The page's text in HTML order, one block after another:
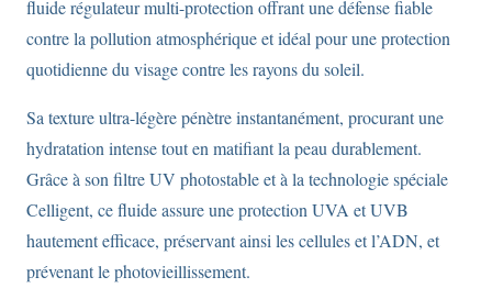
fluide régulateur multi-protection offrant une défense fiable
contre la pollution atmosphérique et idéal pour une protection
quotidienne du visage contre les rayons du soleil.
Sa texture ultra-légère pénètre instantanément, procurant une
hydratation intense tout en matifiant la peau durablement.
Grâce à son filtre UV photostable et à la technologie spéciale
Celligent, ce fluide assure une protection UVA et UVB
hautement efficace, préservant ainsi les cellules et l’ADN, et
prévenant le photovieillissement.